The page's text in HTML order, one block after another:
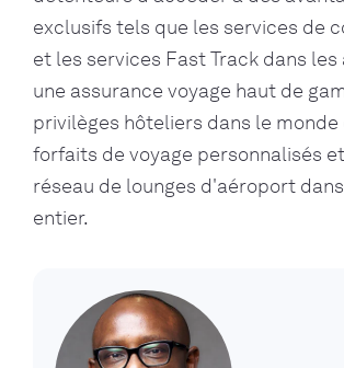
exclusifs tels que les services de
et les services Fast Track dans
une assurance voyage haut de
privilèges hôteliers dans le monde
forfaits de voyage personnalisés
réseau de lounges d'aéroport
entier.